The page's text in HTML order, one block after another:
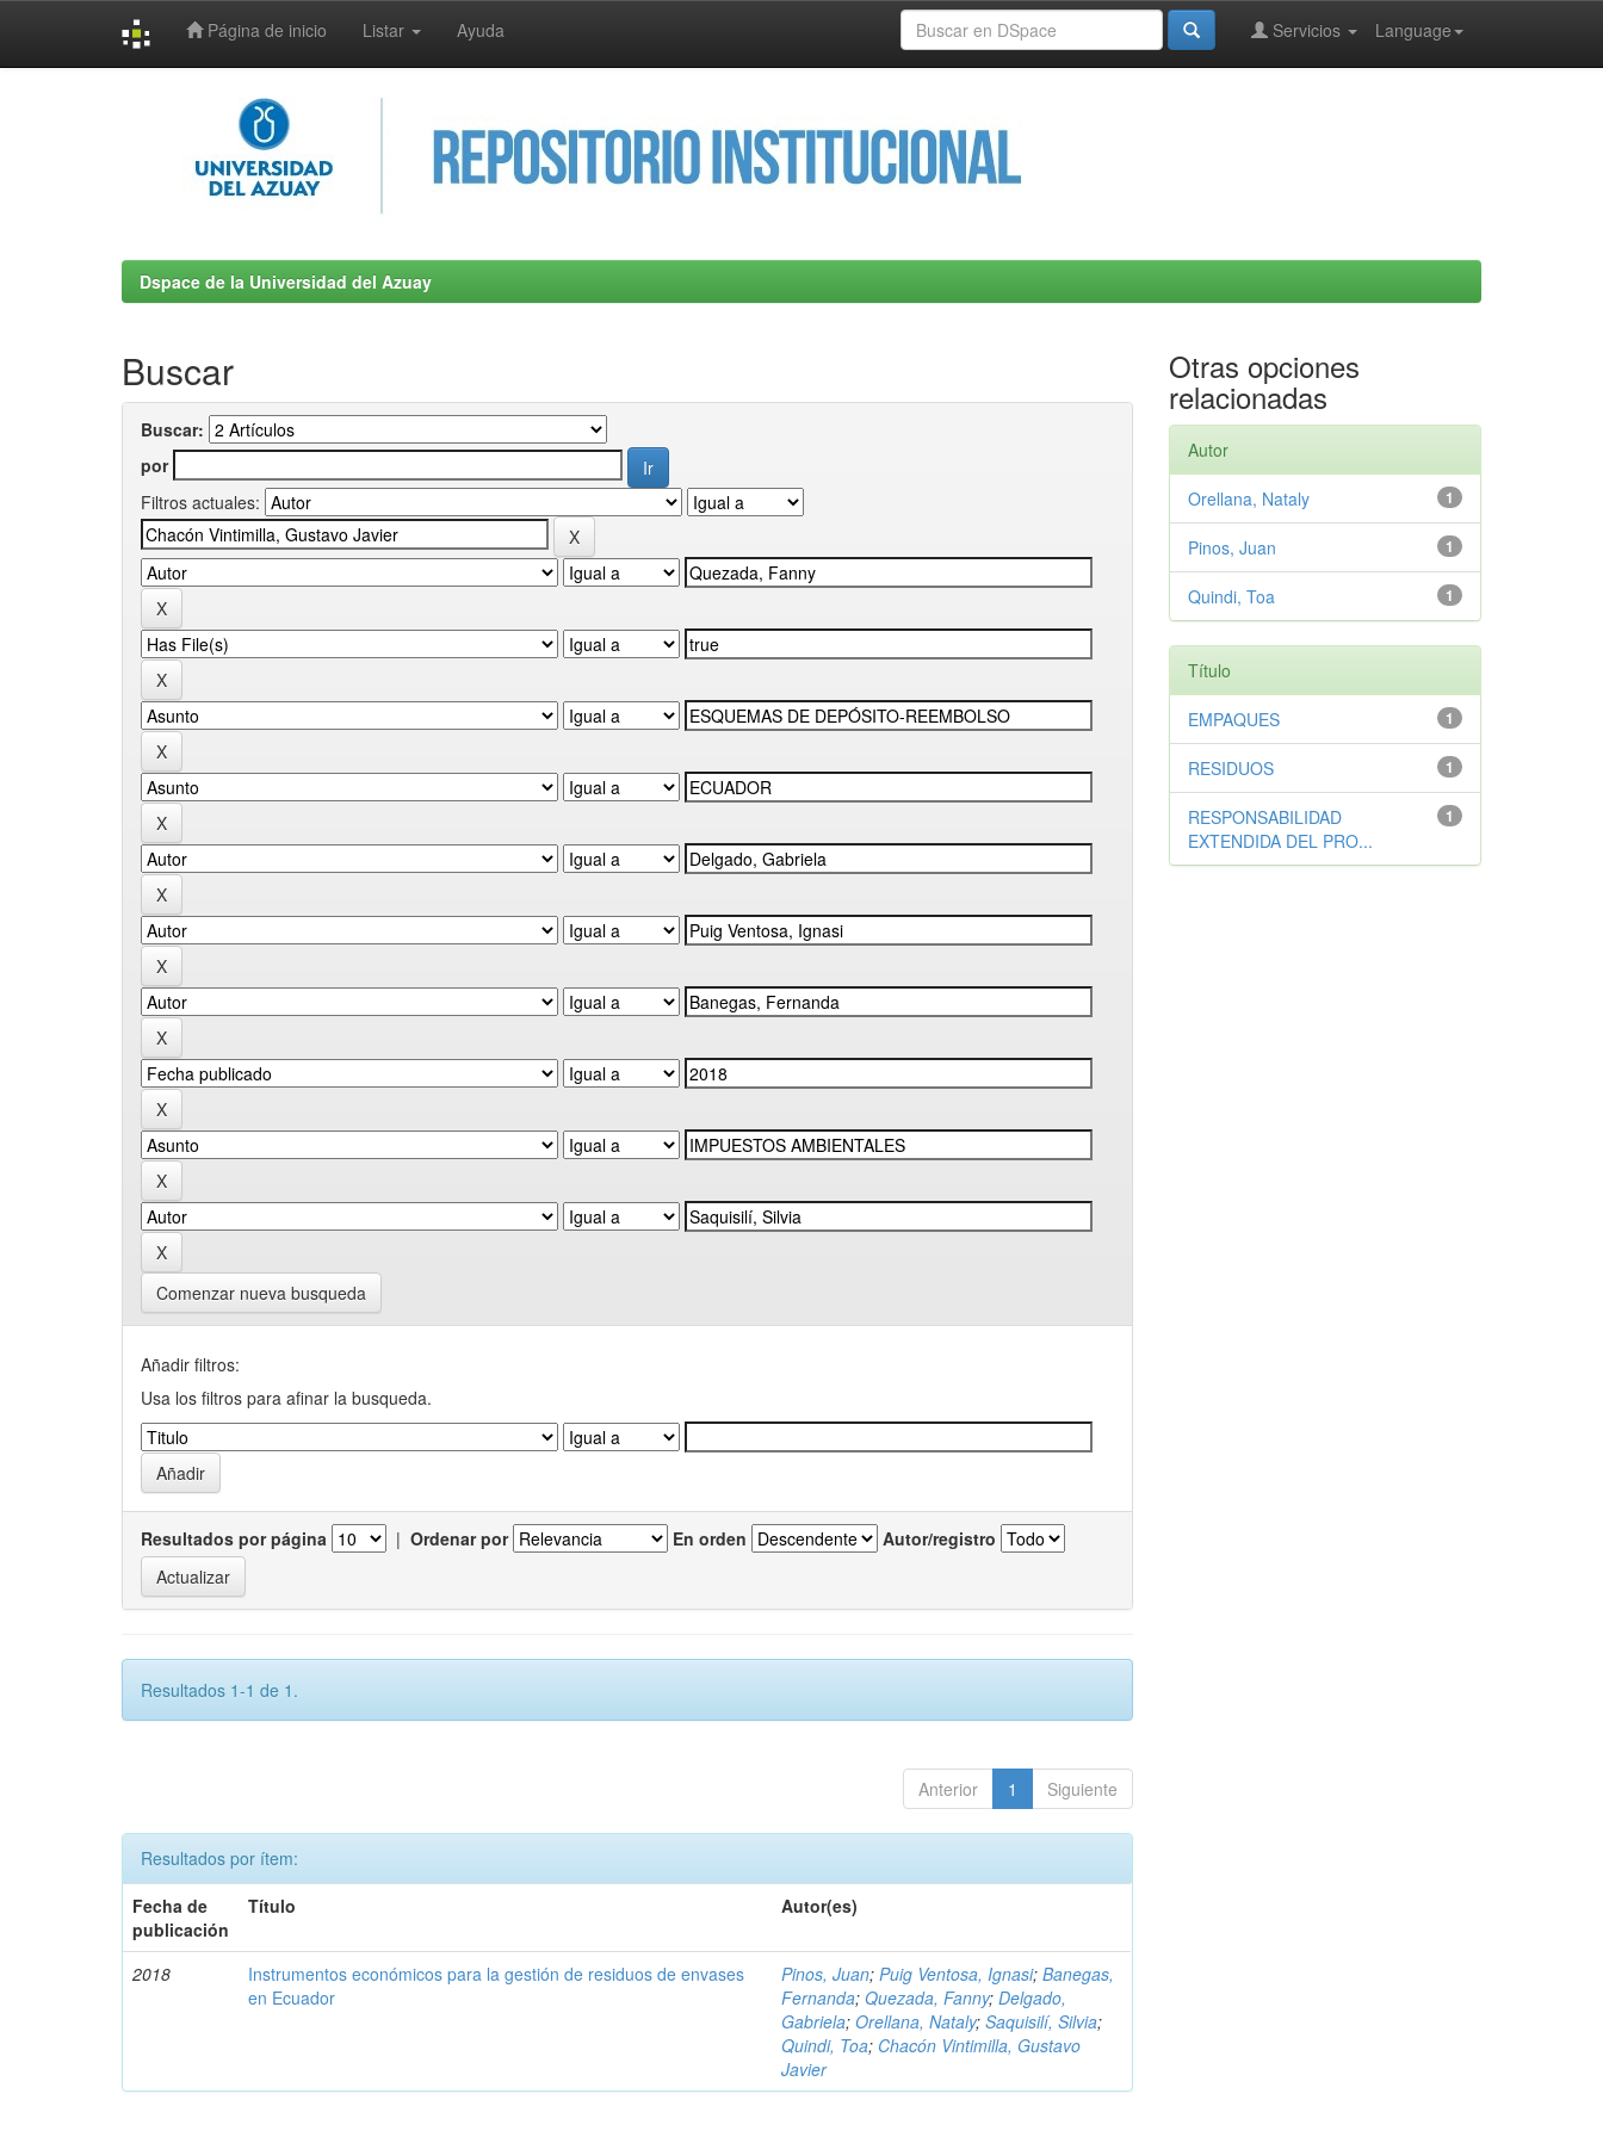
Página de inicio Listar Ayuda Language
Servicios
Dspace de la Universidad del Azuay
Buscar
Buscar:
por
Filtros actuales:
Comenzar nueva busqueda
Añadir filtros:
Usa los filtros para afinar la busqueda.
Resultados por página | Ordenar por En orden Autor/registro
Resultados 1-1 de 1.
Anterior 1 Siguiente
Resultados por ítem:
Fecha de
publicación
Título Autor(es)
2018
Instrumentos económicos para la gestión de residuos de envases
en Ecuador
Pinos, Juan;Puig Ventosa, Ignasi;Banegas,
Fernanda;Quezada, Fanny;Delgado,
Gabriela;Orellana, Nataly;Saquisilí, Silvia;
Quindi, Toa; Chacón Vintimilla, Gustavo
Javier
Otras opciones
relacionadas
Autor
1
Orellana, Nataly
1
Pinos, Juan
1
Quindi, Toa
Título
1
EMPAQUES
1
RESIDUOS
1
RESPONSABILIDAD
EXTENDIDA DEL PRO...